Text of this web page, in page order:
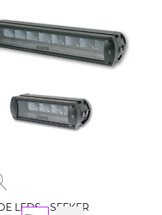
LEDS - SEEKER